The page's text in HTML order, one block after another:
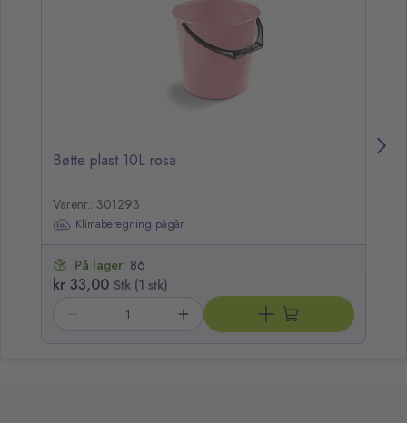
Bøtte plast 10L rosa
Varenr.: 301293
Klimaberegning pågår
På lager: 86
kr 33,00 Stk (1 stk)